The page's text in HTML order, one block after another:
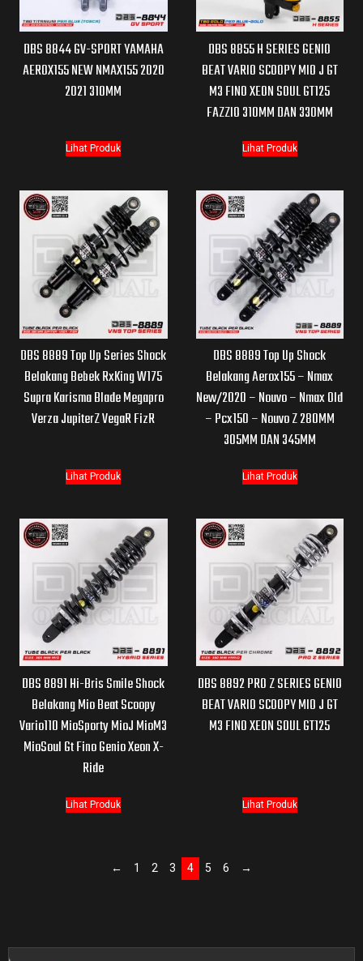
DBS 8844 GV-SPORT YAMAHA
AEROX155 NEW NMAX155 2020
2021 310MM
Lihat Produk
DBS 8855 H SERIES GENIO
BEAT VARIO SCOOPY MIO J GT
M3 FINO XEON SOUL GT125
FAZZIO 310MM DAN 330MM
Lihat Produk
DBS 8889 Top Up Series Shock
Belakang Bebek RxKing W175
Supra Karisma Blade Megapro
Verza JupiterZ VegaR FizR
Lihat Produk
DBS 8889 Top Up Shock
Belakang Aerox155 – Nmax
New/2020 – Nouvo – Nmax Old
– Pcx150 – Nouvo Z 280MM
305MM DAN 345MM
Lihat Produk
DBS 8891 Hi-Bris Smile Shock
Belakang Mio Beat Scoopy
Vario110 MioSporty MioJ MioM3
MioSoul Gt Fino Genio Xeon X-
Ride
Lihat Produk
DBS 8892 PRO Z SERIES GENIO
BEAT VARIO SCOOPY MIO J GT
M3 FINO XEON SOUL GT125
Lihat Produk
← 1 2 3 4 5 6 →